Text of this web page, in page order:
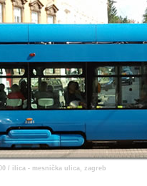
/ ilica - mesnička ulica, zagreb